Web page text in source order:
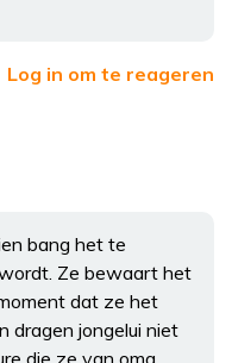
Log in om te reageren
bang het te
Ze bewaart het
dat ze het
dragen jongelui niet
die ze van oma